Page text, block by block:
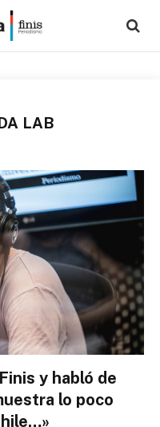
LAB
y habló de
lo poco